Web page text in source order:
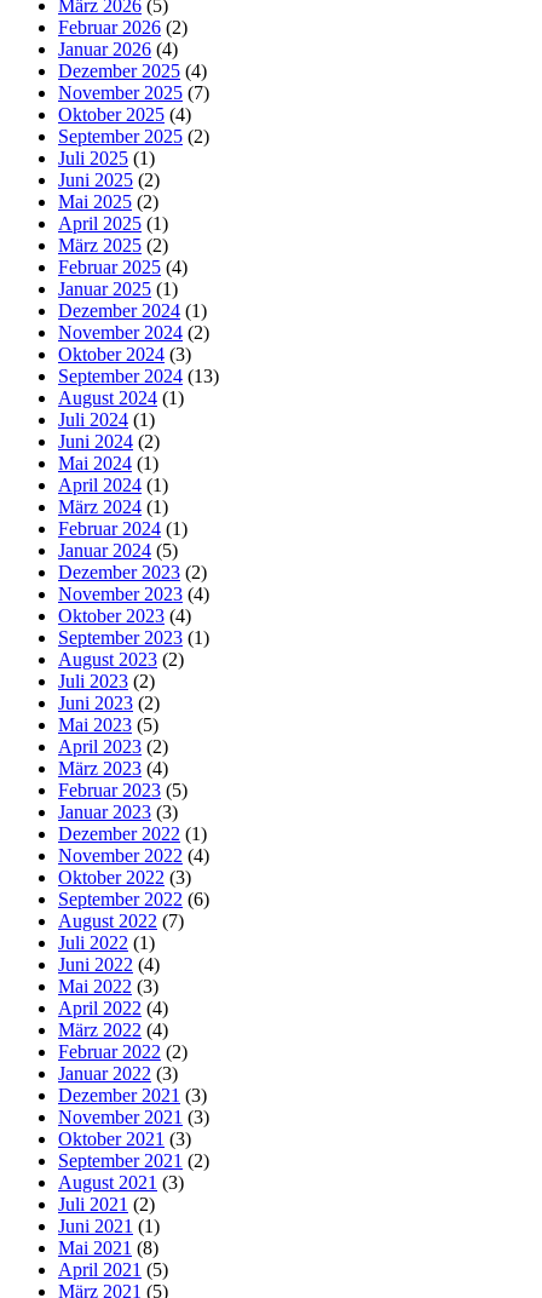
März 2026 (5)
Februar 2026 (2)
Januar 2026 (4)
Dezember 2025 (4)
November 2025 (7)
Oktober 2025 (4)
September 2025 (2)
Juli 2025 (1)
Juni 2025 (2)
Mai 2025 (2)
April 2025 (1)
März 2025 (2)
Februar 2025 (4)
Januar 2025 (1)
Dezember 2024 (1)
November 2024 (2)
Oktober 2024 (3)
September 2024 (13)
August 2024 (1)
Juli 2024 (1)
Juni 2024 (2)
Mai 2024 (1)
April 2024 (1)
März 2024 (1)
Februar 2024 (1)
Januar 2024 (5)
Dezember 2023 (2)
November 2023 (4)
Oktober 2023 (4)
September 2023 (1)
August 2023 (2)
Juli 2023 (2)
Juni 2023 (2)
Mai 2023 (5)
April 2023 (2)
März 2023 (4)
Februar 2023 (5)
Januar 2023 (3)
Dezember 2022 (1)
November 2022 (4)
Oktober 2022 (3)
September 2022 (6)
August 2022 (7)
Juli 2022 (1)
Juni 2022 (4)
Mai 2022 (3)
April 2022 (4)
März 2022 (4)
Februar 2022 (2)
Januar 2022 (3)
Dezember 2021 (3)
November 2021 (3)
Oktober 2021 (3)
September 2021 (2)
August 2021 (3)
Juli 2021 (2)
Juni 2021 (1)
Mai 2021 (8)
April 2021 (5)
März 2021 (5)